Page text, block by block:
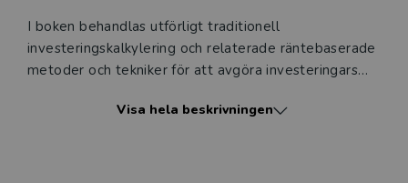
I boken behandlas utförligt traditionell
investeringskalkylering och relaterade räntebaserade
metoder och tekniker för att avgöra investeringars
investering och finansiering utgör olika sidor av
Visa hela beskrivningen